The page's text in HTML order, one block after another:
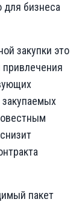
для бизнеса
закупки это
привлечения
закупаемых
пакет